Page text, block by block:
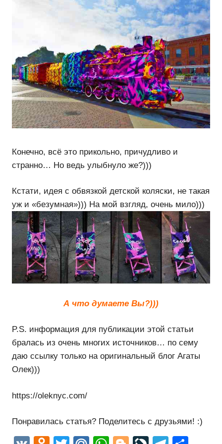
Конечно, всё это прикольно, причудливо и
странно… Но ведь улыбнуло же?)))
Кстати, идея с обвязкой детской коляски, не такая
уж и «безумная»))) На мой взгляд, очень мило)))
А что думаете Вы?)))
P.S. информация для публикации этой статьи
бралась из очень многих источников… по сему
даю ссылку только на оригинальный блог Агаты
Олек)))
https://oleknyc.com/
Понравилась статья? Поделитесь с друзьями! :)